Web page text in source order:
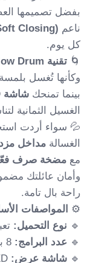
بفضل تصميمها
ناعم (Soft Closing)
كل يوم.
🌀 تقنية Pillow Drum
وكأنها تُغسل
بينما تمنحك شاشة LED الذكية
الغسيل الثمانية
💦 سواء أردت
الغسالة مداخل
مع مضخة صرف
وأمان عائلتك
راحة بال تامة.
⚙️ المواصفات
🔹 نوع التحميل:
🔹 عدد البرامج:
🔹 شاشة عرض: